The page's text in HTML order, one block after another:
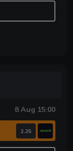
8 Aug 15:00
2.25